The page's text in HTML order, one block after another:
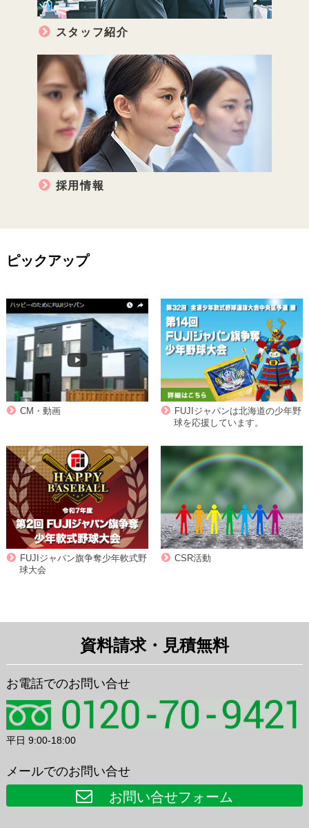
スタッフ紹介
採用情報
ピックアップ
CM・動画
FUJIジャパンは北海道の少年野
球を応援しています。
FUJIジャパン旗争奪少年軟式野
球大会
CSR活動
資料請求・見積無料
お電話でのお問い合せ
平日 9:00-18:00
メールでのお問い合せ
お問い合せフォーム